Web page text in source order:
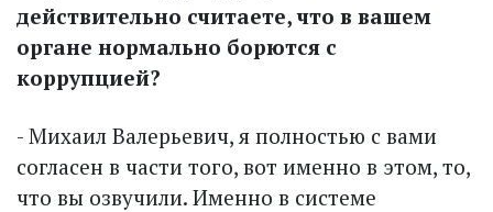
действительно считаете, что в вашем
органе нормально борются с
коррупцией?
- Михаил Валерьевич, я полностью с вами
согласен в части того, вот именно в этом, то,
что вы озвучили. Именно в системе